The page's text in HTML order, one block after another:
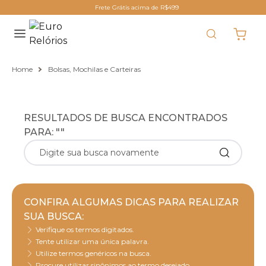
Frete Grátis acima de R$499
Home Bolsas, Mochilas e Carteiras
RESULTADOS DE BUSCA ENCONTRADOS
PARA: ""
CONFIRA ALGUMAS DICAS PARA REALIZAR
SUA BUSCA:
Verifique os termos digitados.
Tente utilizar uma única palavra.
Utilize termos genéricos na busca.